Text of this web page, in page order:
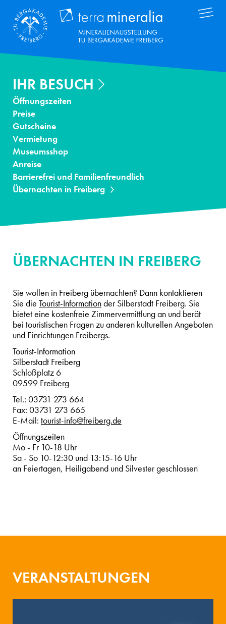
Inhalt
Terra
IHR BESUCH
Öffnungszeiten
Preise
Gutscheine
Vermietung
Museumsshop
Anreise
Barrierefrei und Familienfreundlich
Übernachten in Freiberg
ÜBERNACHTEN IN FREIBERG
Sie wollen in Freiberg übernachten? Dann kontaktieren
Sie die Tourist-Informationder Silberstadt Freiberg. Sie
bietet eine kostenfreie Zimmervermittlung an und berät
bei touristischen Fragen zu anderen kulturellen Angeboten
und Einrichtungen Freibergs.
Tourist-Information
Silberstadt Freiberg
Schloßplatz 6
09599 Freiberg
Tel.: 03731 273 664
Fax: 03731 273 665
E-Mail: tourist-info@freiberg.de
Öffnungszeiten
Mo - Fr 10-18 Uhr
Sa - So 10-12:30 und 13:15-16 Uhr
an Feiertagen, Heiligabend und Silvester geschlossen
VERANSTALTUNGEN